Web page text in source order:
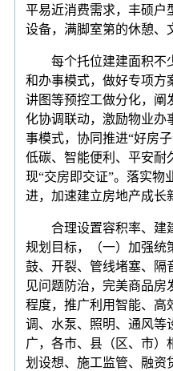
平易近消费需求，丰硕户
设备，满脚室第的休憩、
每个托位建建面积不
和办事模式，做好专项方
讲图等预控工做分化，阐
化协调联动，激励物业办
事模式，协同推进“好房
低碳、智能便利、平安耐
现“交房即交证”。落实物
进，加速建立房地产成长
合理设置容积率、建
规划目标，（一）加强统
鼓、开裂、管线堵塞、隔
见问题防治，完美商品房
程度，推广利用智能、高
调、水泵、照明、通风等
广，各市、县（区、市）
划设想、施工监管、融资